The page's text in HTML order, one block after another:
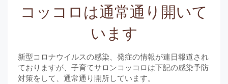
コッコロは通常通り開いて
います
新型コロナウイルスの感染、発症の情報が連日報道され
ておりますが、子育てサロンコッコロは下記の感染予防
対策をして、通常通り開所しています。